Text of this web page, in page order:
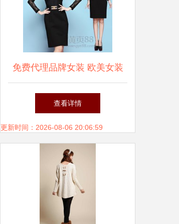
免费代理品牌女装 欧美女装
蕾丝草莓花朵批发连衣裙的商
机解析
查看详情
更新时间：2026-08-06 20:06:59